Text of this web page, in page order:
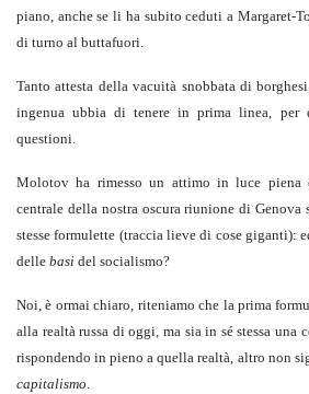
piano, anche se li ha subito ceduti a Margaret-
di turno al buttafuori.
Tanto attesta della vacuità snobbata di
ingenua ubbia di tenere in prima linea, per
questioni.
Molotov ha rimesso un attimo in luce
centrale della nostra oscura riunione di Genova
stesse formulette (traccia lieve di cose giganti):
delle basi del socialismo?
Noi, è ormai chiaro, riteniamo che la prima
alla realtà russa di oggi, ma sia in sé stessa una
rispondendo in pieno a quella realtà, altro non
capitalismo.